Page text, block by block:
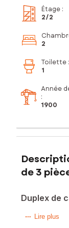
Étage :
2/2
2
Toilette :
1
Année
:
1900
de 3
Duplex de
Sabyne
Lire plus